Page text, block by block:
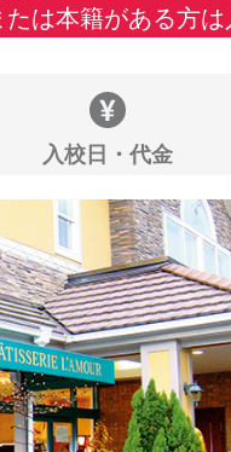
は本籍がある方は
入校日・代金